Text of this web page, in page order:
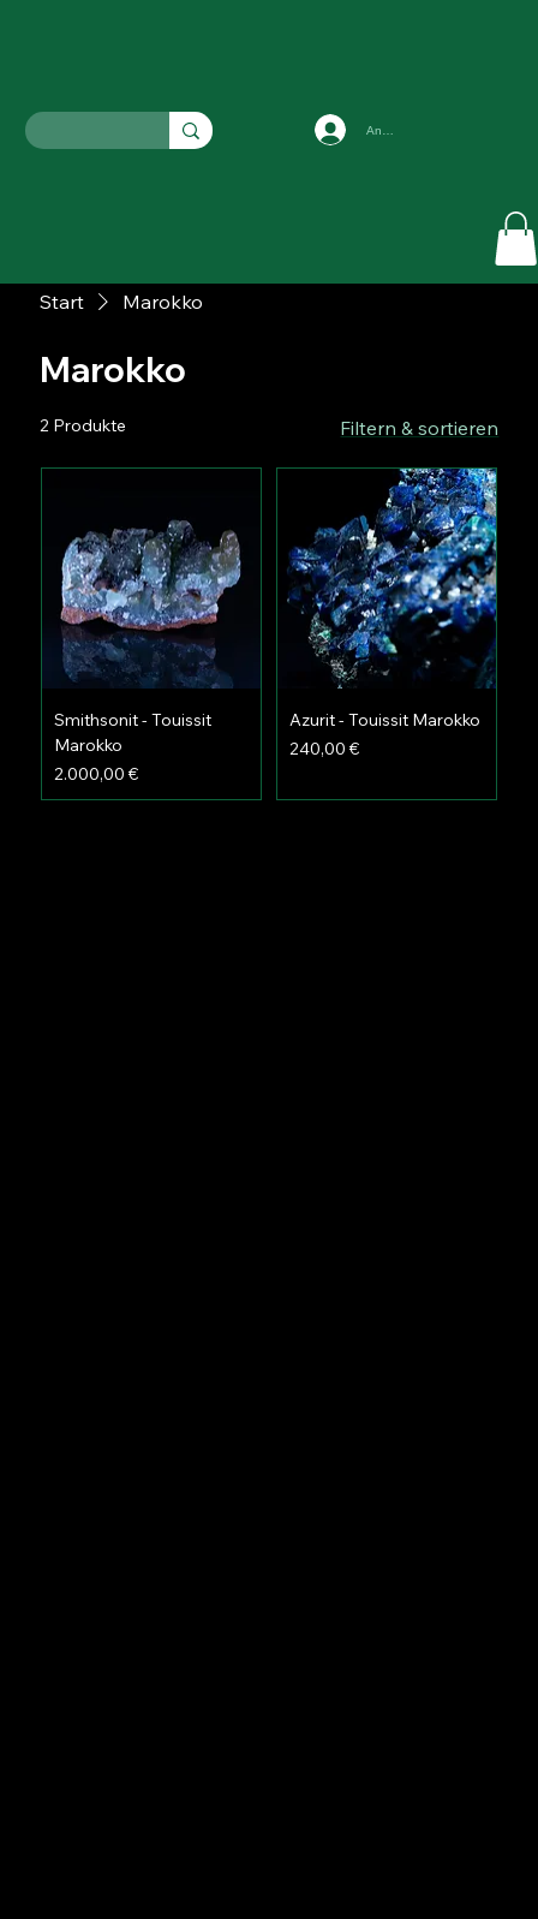
Anmelden
Start Marokko
Marokko
2 Produkte Filtern & sortieren
Smithsonit - Touissit
Marokko
Preis
2.000,00 €
Azurit - Touissit Marokko
Preis
240,00 €